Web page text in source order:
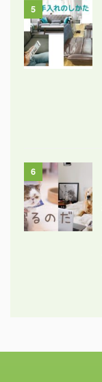
5
6